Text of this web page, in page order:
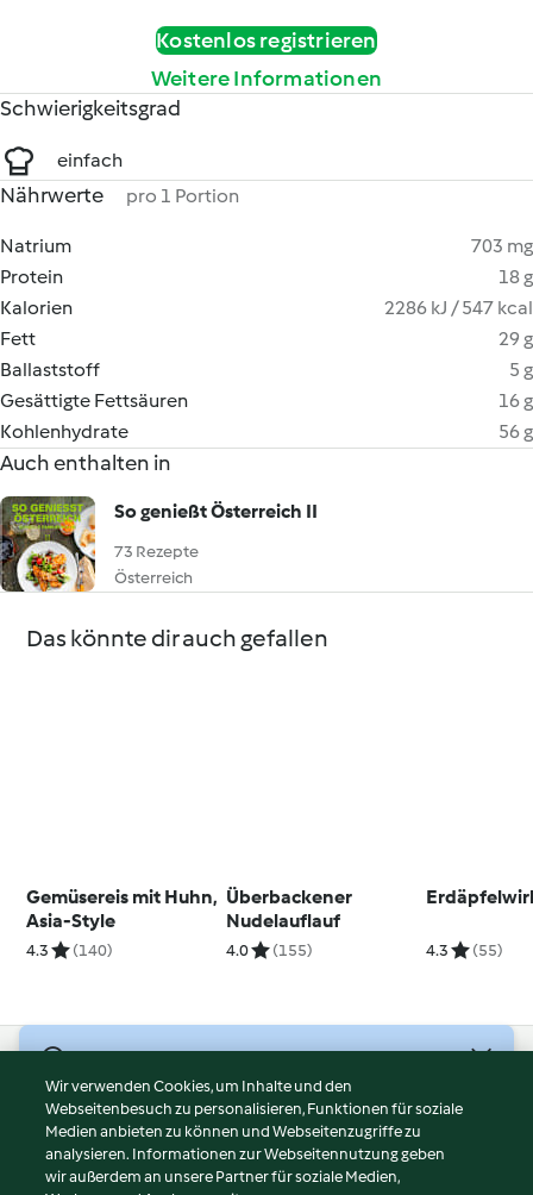
Kostenlos registrieren
Weitere Informationen
Schwierigkeitsgrad
einfach
Nährwerte pro 1 Portion
Natrium
703 mg
Protein
18 g
Kalorien
2286 kJ / 547 kcal
Fett
29 g
Ballaststoff
5 g
Gesättigte Fettsäuren
16 g
Kohlenhydrate
56 g
Auch enthalten in
So genießt Österreich II
73 Rezepte
Österreich
Das könnte dir auch gefallen
Gemüsereis mit Huhn,
Asia-Style
4.3 (140)
Überbackener
Nudelauflauf
4.0 (155) 4.3 (55)
Nutzungsbedingungen
Datenschutzrichtlinien
Disclaimer
Wir verwenden Cookies, um Inhalte und den
Webseitenbesuch zu personalisieren, Funktionen für soziale
Medien anbieten zu können und Webseitenzugriffe zu
analysieren. Informationen zur Webseitennutzung geben
wir außerdem an unsere Partner für soziale Medien,